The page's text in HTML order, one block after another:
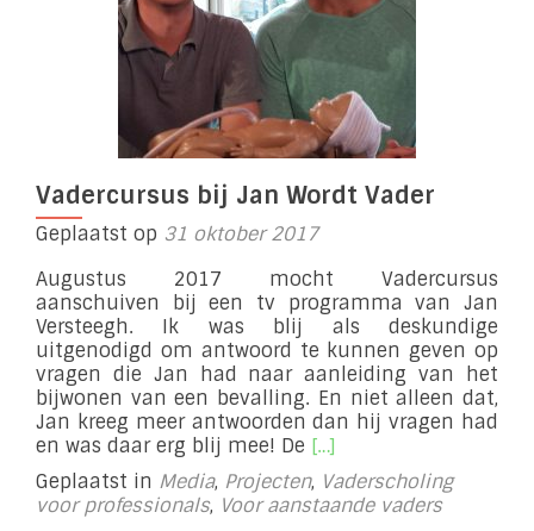
Vadercursus bij Jan Wordt Vader
Geplaatst op 31 oktober 2017
Augustus 2017 mocht Vadercursus
aanschuiven bij een tv programma van Jan
Versteegh. Ik was blij als deskundige
uitgenodigd om antwoord te kunnen geven op
vragen die Jan had naar aanleiding van het
bijwonen van een bevalling. En niet alleen dat,
Jan kreeg meer antwoorden dan hij vragen had
en was daar erg blij mee! De Lees
meer
overVadercursus
bij
[…]
Geplaatst in Media, Projecten, Vaderscholing
voor professionals, Voor aanstaande vaders